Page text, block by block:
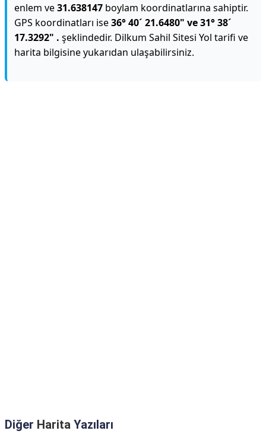
enlem ve31.638147 boylam koordinatlarına sahiptir.
GPS koordinatları ise36° 40´ 21.6480" ve 31° 38´
17.3292" . şeklindedir. Dilkum Sahil Sitesi Yol tarifi ve
harita bilgisine yukarıdan ulaşabilirsiniz.
Diğer Harita Yazıları